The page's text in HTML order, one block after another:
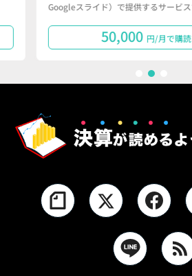
Googleスライド）で提供するサービス
50,000 円/月で購